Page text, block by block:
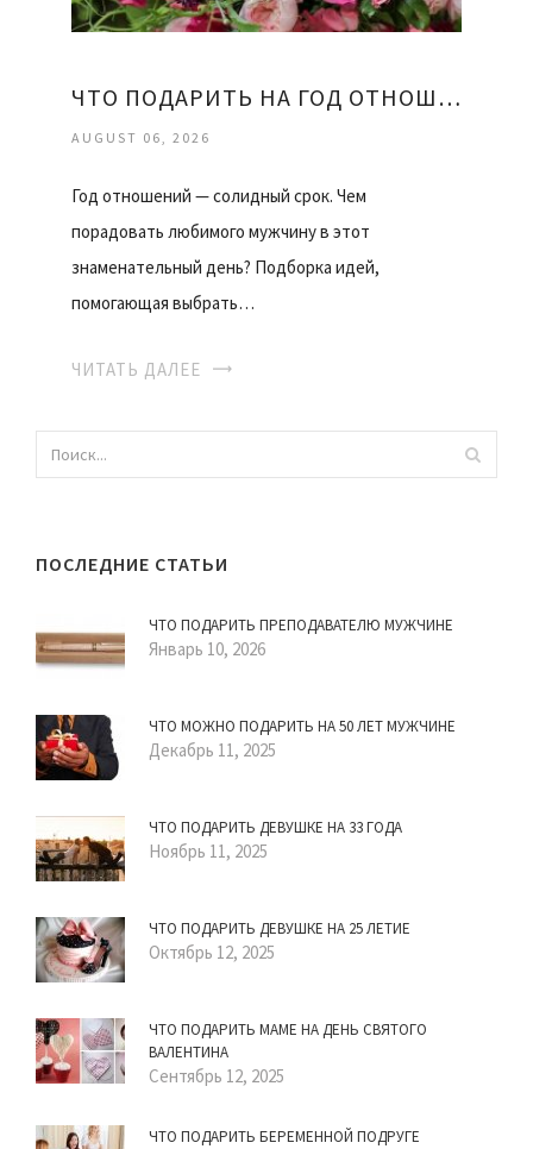
ЧТО ПОДАРИТЬ НА ГОД ОТНОШЕНИЙ ДЕВУШКЕ
AUGUST 06, 2026
Год отношений — солидный срок. Чем
порадовать любимого мужчину в этот
знаменательный день? Подборка идей,
помогающая выбрать…
ЧИТАТЬ ДАЛЕЕ
ПОСЛЕДНИЕ СТАТЬИ
ЧТО ПОДАРИТЬ ПРЕПОДАВАТЕЛЮ МУЖЧИНЕ
Январь 10, 2026
ЧТО МОЖНО ПОДАРИТЬ НА 50 ЛЕТ МУЖЧИНЕ
Декабрь 11, 2025
ЧТО ПОДАРИТЬ ДЕВУШКЕ НА 33 ГОДА
Ноябрь 11, 2025
ЧТО ПОДАРИТЬ ДЕВУШКЕ НА 25 ЛЕТИЕ
Октябрь 12, 2025
ЧТО ПОДАРИТЬ МАМЕ НА ДЕНЬ СВЯТОГО
ВАЛЕНТИНА
Сентябрь 12, 2025
ЧТО ПОДАРИТЬ БЕРЕМЕННОЙ ПОДРУГЕ